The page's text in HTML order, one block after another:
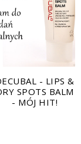
- LIPS &
SPOTS BALM
- MÓJ HIT!